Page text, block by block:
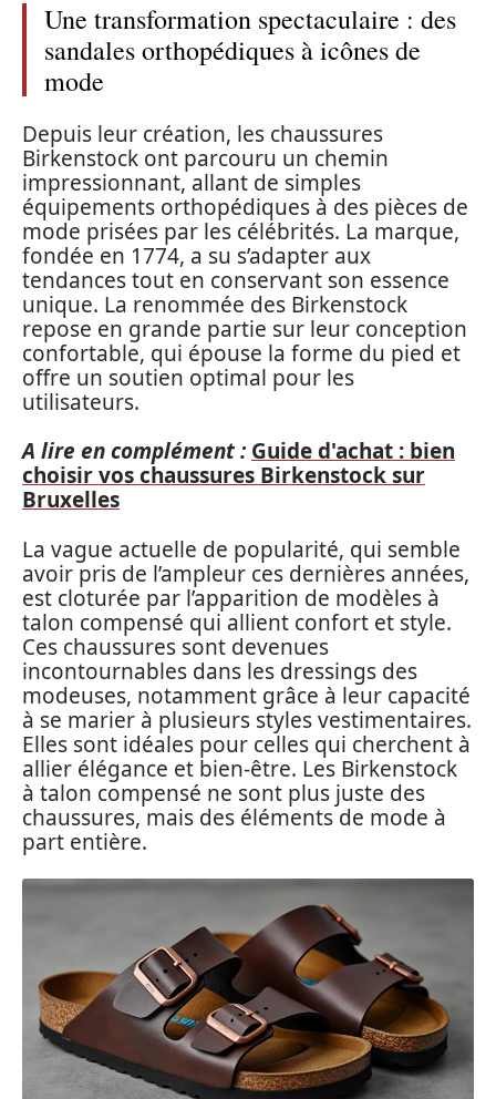
Une transformation spectaculaire : des
sandales orthopédiques à icônes de
mode
Depuis leur création, les chaussures
Birkenstock ont parcouru un chemin
impressionnant, allant de simples
équipements orthopédiques à des pièces de
mode prisées par les célébrités. La marque,
fondée en 1774, a su s’adapter aux
tendances tout en conservant son essence
unique. La renommée des Birkenstock
repose en grande partie sur leur conception
confortable, qui épouse la forme du pied et
offre un soutien optimal pour les
utilisateurs.
A lire en complément : Guide d'achat : bien
choisir vos chaussures Birkenstock sur
Bruxelles
La vague actuelle de popularité, qui semble
avoir pris de l’ampleur ces dernières années,
est cloturée par l’apparition de modèles à
talon compensé qui allient confort et style.
Ces chaussures sont devenues
incontournables dans les dressings des
modeuses, notamment grâce à leur capacité
à se marier à plusieurs styles vestimentaires.
Elles sont idéales pour celles qui cherchent à
allier élégance et bien-être. Les Birkenstock
à talon compensé ne sont plus juste des
chaussures, mais des éléments de mode à
part entière.